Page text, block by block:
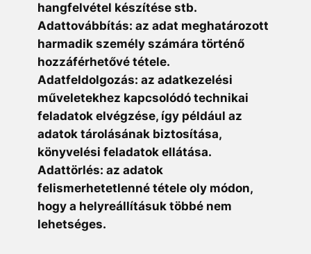
hangfelvétel készítése stb.
Adattovábbítás: az adat meghatározott
harmadik személy számára történő
hozzáférhetővé tétele.
Adatfeldolgozás: az adatkezelési
műveletekhez kapcsolódó technikai
feladatok elvégzése, így például az
adatok tárolásának biztosítása,
könyvelési feladatok ellátása.
Adattörlés: az adatok
felismerhetetlenné tétele oly módon,
hogy a helyreállításuk többé nem
lehetséges.